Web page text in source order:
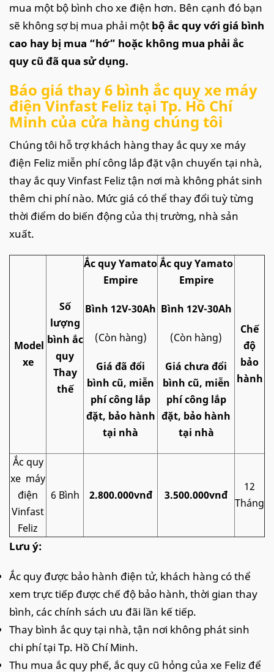
mua một bộ bình cho xe điện hơn. Bên cạnh đó bạn
sẽ không sợ bị mua phải một bộ ắc quy với giá bình
cao hay bị mua “hớ” hoặc không mua phải ắc
quy cũ đã qua sử dụng.
Báo giá thay 6 bình ắc quy xe máy
điện Vinfast Feliz tại Tp. Hồ Chí
Minh của cửa hàng chúng tôi
Chúng tôi hỗ trợ khách hàng thay ắc quy xe máy
điện Feliz miễn phí công lắp đặt vận chuyển tại nhà,
thay ắc quy Vinfast Feliz tận nơi mà không phát sinh
thêm chi phí nào. Mức giá có thể thay đổi tuỳ từng
thời điểm do biến động của thị trường, nhà sản
xuất.
Model
xe
Số
lượng
bình ắc
quy
Thay
thế
Ắc quy Yamato
Empire
Bình 12V-30Ah
(Còn hàng)
Giá đã đổi
bình cũ, miễn
phí công lắp
đặt, bảo hành
tại nhà
Ắc quy Yamato
Empire
Bình 12V-30Ah
(Còn hàng)
Giá chưa đổi
bình cũ, miễn
phí công lắp
đặt, bảo hành
tại nhà
Chế
độ
bảo
hành
Ắc quy
xe máy
điện
Vinfast
Feliz
6 Bình 2.800.000vnđ 3.500.000vnđ
12
Tháng
Lưu ý:
Ắc quy được bảo hành điện tử, khách hàng có thể
xem trực tiếp được chế độ bảo hành, thời gian thay
bình, các chính sách ưu đãi lần kế tiếp.
Thay bình ắc quy tại nhà, tận nơi không phát sinh
chi phí tại Tp. Hồ Chí Minh.
Thu mua ắc quy phế, ắc quy cũ hỏng của xe Feliz để